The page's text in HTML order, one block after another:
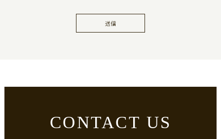
絡や業務のご案内やご質問に対する回答として、電子メールや資料の
当社は、個人情報の正確性及び安全性確保のために、セキュリティに
万全の対策を講じています。
送信
CONTACT US